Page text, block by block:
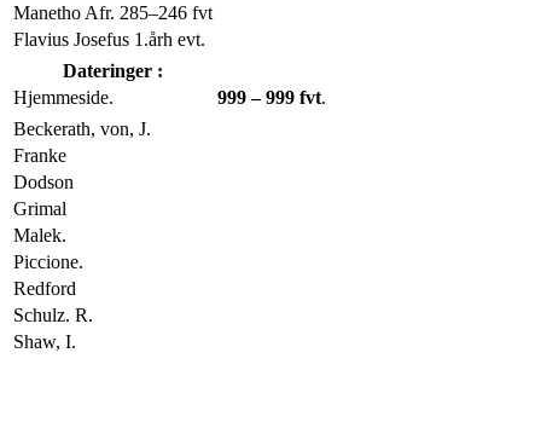
Manetho Afr. 285–246 fvt
Flavius Josefus 1.årh evt.
Dateringer :
Hjemmeside.
999 – 999 fvt.
Beckerath, von, J.
Franke
Dodson
Grimal
Malek.
Piccione.
Redford
Schulz. R.
Shaw, I.